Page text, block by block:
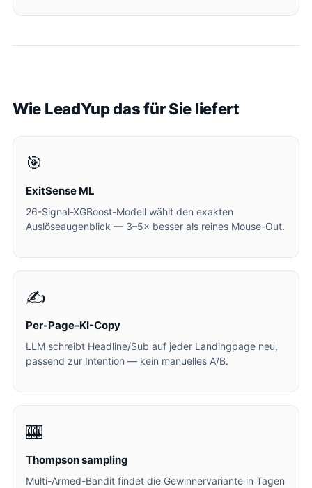
Wie LeadYup das für Sie liefert
🎯
ExitSense ML
26-Signal-XGBoost-Modell wählt den exakten
Auslöseaugenblick — 3–5× besser als reines Mouse-Out.
✍️
Per-Page-KI-Copy
LLM schreibt Headline/Sub auf jeder Landingpage neu,
passend zur Intention — kein manuelles A/B.
🎰
Thompson sampling
Multi-Armed-Bandit findet die Gewinnervariante in Tagen